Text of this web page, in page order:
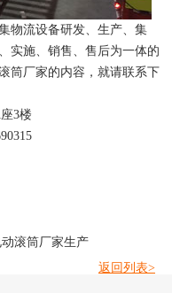
物流设备研发、生产、集
实施、销售、售后为一体的
筒厂家的内容，就请联系下
3楼
滚筒厂家生产
返回列表>